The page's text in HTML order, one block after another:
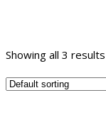
Showing all 3 results